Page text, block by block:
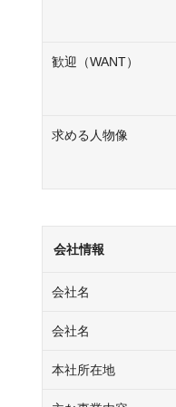
歓迎（WANT）
求める人物像
会社情報
会社名
会社名
本社所在地